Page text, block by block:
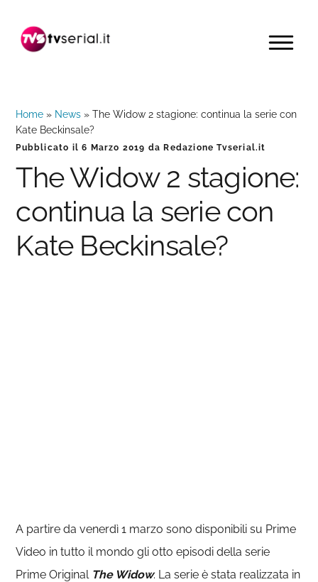
navigazione
contenuto
barra
MENU
Home » News »The Widow 2 stagione: continua la serie con
Kate Beckinsale?
Pubblicato il6 Marzo 2019 da Redazione Tvserial.it
The Widow 2 stagione:
continua la serie con
Kate Beckinsale?
A partire da venerdì 1 marzo sono disponibili su Prime
Video in tutto il mondo gli otto episodi della serie
Prime Original The Widow. La serie è stata realizzata in